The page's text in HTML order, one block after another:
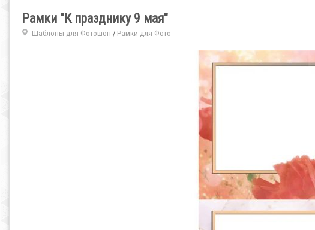
Рамки "К празднику 9 мая"
Шаблоны для Фотошоп / Рамки для Фото